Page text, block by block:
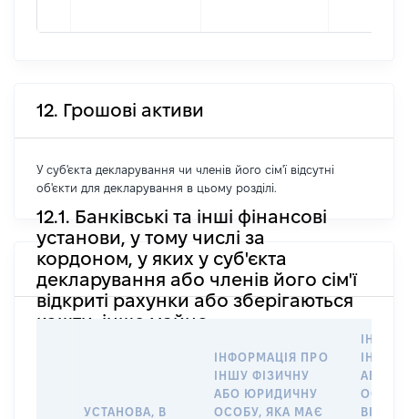
12. Грошові активи
У суб'єкта декларування чи членів його сім'ї відсутні
об'єкти для декларування в цьому розділі.
12.1. Банківські та інші фінансові
установи, у тому числі за
кордоном, у яких у суб'єкта
декларування або членів його сім'ї
відкриті рахунки або зберігаються
кошти, інше майно
УСТАНОВА, В
ІНФОРМАЦІЯ ПРО
ІНШУ ФІЗИЧНУ
АБО ЮРИДИЧНУ
ОСОБУ, ЯКА МАЄ
ІНШУ
АБО